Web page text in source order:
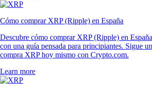
Cómo comprar XRP (Ripple) en España
Descubre cómo comprar XRP (Ripple) en
con una guía pensada para principiantes. Sigue
compra XRP hoy mismo con Crypto.com.
Learn more